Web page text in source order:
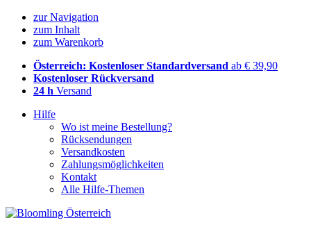
zur Navigation
zum Inhalt
zum Warenkorb
Österreich: Kostenloser Standardversand ab € 39,90
Kostenloser Rückversand
24 h Versand
Hilfe
Wo ist meine Bestellung?
Rücksendungen
Versandkosten
Zahlungsmöglichkeiten
Kontakt
Alle Hilfe-Themen